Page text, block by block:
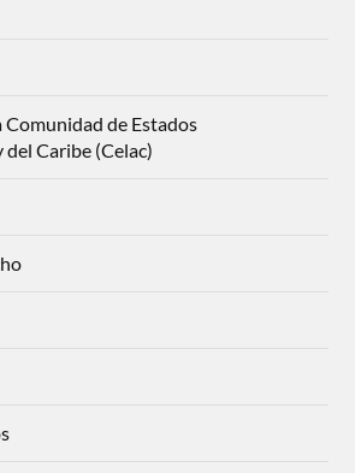
Comunidad de Estados
Caribe (Celac)